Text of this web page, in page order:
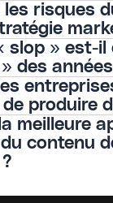
risques
slop » est-
des
produire
meilleure
contenu